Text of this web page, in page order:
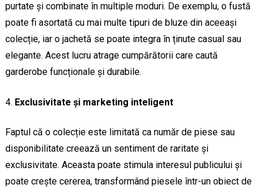
purtate și combinate în multiple moduri. De exemplu, o fustă
poate fi asortată cu mai multe tipuri de bluze din aceeași
colecție, iar o jachetă se poate integra în ținute casual sau
elegante. Acest lucru atrage cumpărătorii care caută
garderobe funcționale și durabile.
Exclusivitate și marketing inteligent
Faptul că o colecție este limitată ca număr de piese sau
disponibilitate creează un sentiment de raritate și
exclusivitate. Aceasta poate stimula interesul publicului și
poate crește cererea, transformând piesele într-un obiect de